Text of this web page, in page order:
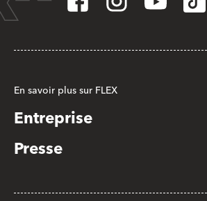
En savoir plus sur FLEX
Entreprise
Presse